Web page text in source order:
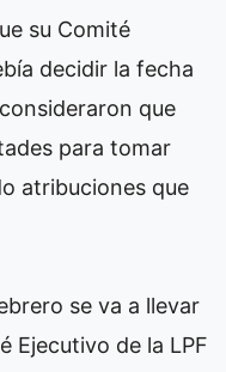
su Comité
decidir la fecha
que
para tomar
atribuciones que
se va a llevar
Ejecutivo de la LPF